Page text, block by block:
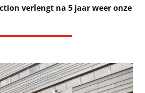
verlengt na 5 jaar weer onze